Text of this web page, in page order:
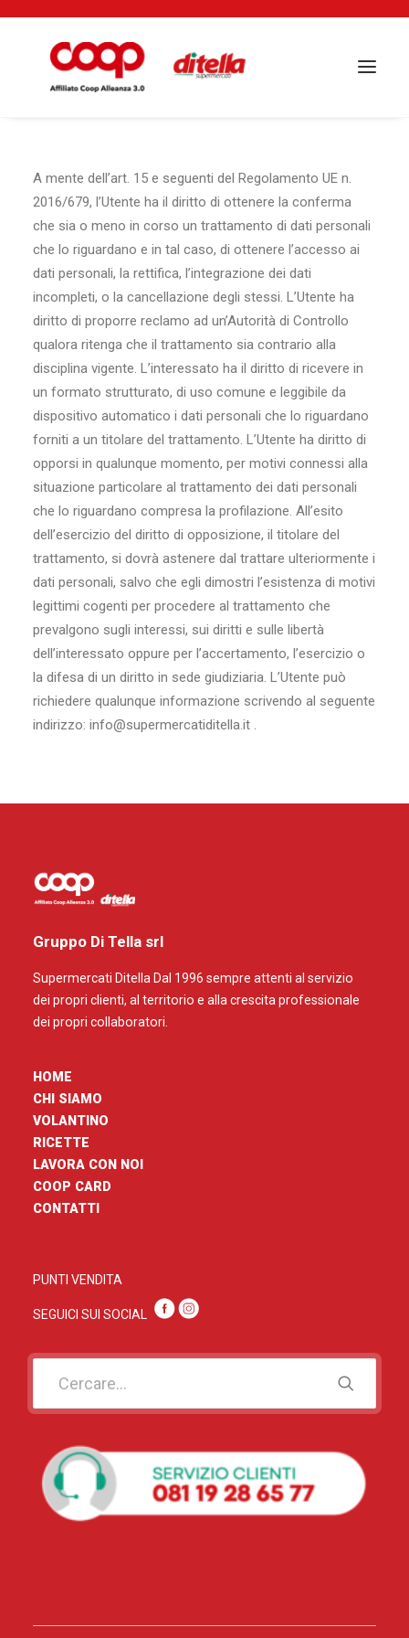
Ricerca
A mente dell’art. 15 e seguenti del Regolamento UE n.
2016/679, l’Utente ha il diritto di ottenere la conferma
che sia o meno in corso un trattamento di dati personali
che lo riguardano e in tal caso, di ottenere l’accesso ai
dati personali, la rettifica, l’integrazione dei dati
incompleti, o la cancellazione degli stessi. L’Utente ha
diritto di proporre reclamo ad un’Autorità di Controllo
qualora ritenga che il trattamento sia contrario alla
disciplina vigente. L’interessato ha il diritto di ricevere in
un formato strutturato, di uso comune e leggibile da
dispositivo automatico i dati personali che lo riguardano
forniti a un titolare del trattamento. L’Utente ha diritto di
opporsi in qualunque momento, per motivi connessi alla
situazione particolare al trattamento dei dati personali
che lo riguardano compresa la profilazione. All’esito
dell’esercizio del diritto di opposizione, il titolare del
trattamento, si dovrà astenere dal trattare ulteriormente i
dati personali, salvo che egli dimostri l’esistenza di motivi
legittimi cogenti per procedere al trattamento che
prevalgono sugli interessi, sui diritti e sulle libertà
dell’interessato oppure per l’accertamento, l’esercizio o
la difesa di un diritto in sede giudiziaria. L’Utente può
richiedere qualunque informazione scrivendo al seguente
indirizzo: info@supermercatiditella.it .
Gruppo Di Tella srl
Supermercati Ditella Dal 1996 sempre attenti al servizio
dei propri clienti, al territorio e alla crescita professionale
dei propri collaboratori.
HOME
CHI SIAMO
VOLANTINO
RICETTE
LAVORA CON NOI
COOP CARD
CONTATTI
PUNTI VENDITA
SEGUICI SUI SOCIAL